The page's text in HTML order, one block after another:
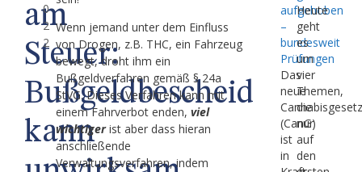
am
Steuer:
Bußgeldbescheid
kann
0
2
2
Wenn jemand unter dem Einfluss
von Drogen, z.B. THC, ein Fahrzeug
bewegt, droht ihm ein
Bußgeldverfahren gemäß § 24a
StVG. Dieses Verfahren kann mit
einem Fahrverbot enden, viel
wichtigerist aber dass hieran
anschließende
Verwaltungsverfahren, indem
aufgehoben
–
bundesweit
Prüfungen
Das
neue
Cannabisgesetz
(CanG)
ist
in
Heute
geht
es
um
vier
Themen,
die
nur
auf
den